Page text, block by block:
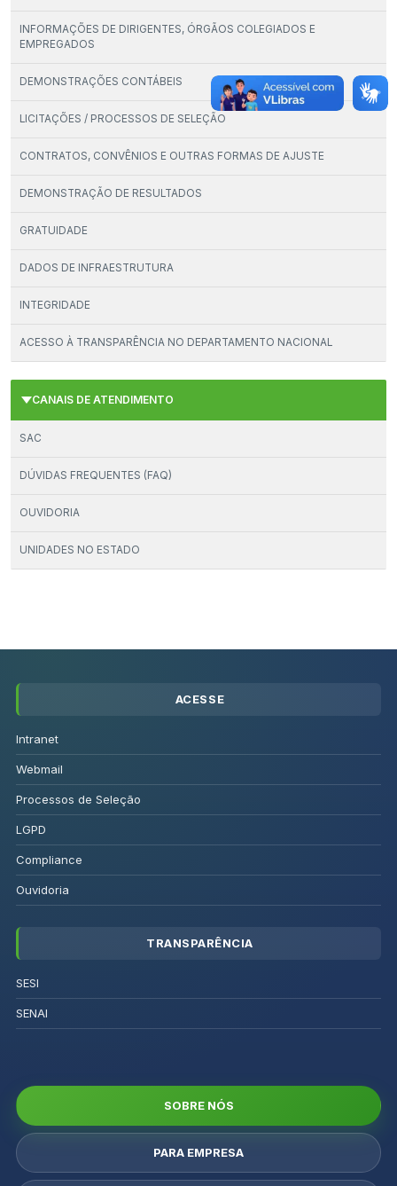
INFORMAÇÕES DE DIRIGENTES, ÓRGÃOS COLEGIADOS E
EMPREGADOS
DEMONSTRAÇÕES CONTÁBEIS
LICITAÇÕES / PROCESSOS DE SELEÇÃO
CONTRATOS, CONVÊNIOS E OUTRAS FORMAS DE AJUSTE
DEMONSTRAÇÃO DE RESULTADOS
GRATUIDADE
DADOS DE INFRAESTRUTURA
INTEGRIDADE
ACESSO À TRANSPARÊNCIA NO DEPARTAMENTO NACIONAL
CANAIS DE ATENDIMENTO
SAC
DÚVIDAS FREQUENTES (FAQ)
OUVIDORIA
UNIDADES NO ESTADO
ACESSE
Intranet
Webmail
Processos de Seleção
LGPD
Compliance
Ouvidoria
TRANSPARÊNCIA
SESI
SENAI
SOBRE NÓS
PARA EMPRESA